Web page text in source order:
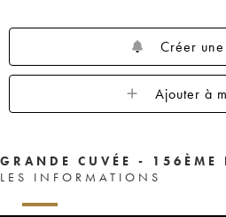
Créer
Ajouter à
GRANDE CUVÉE - 156ÈME
LES INFORMATIONS